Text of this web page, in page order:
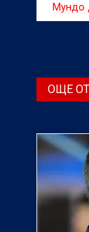
Мундо
сред
ОЩЕ